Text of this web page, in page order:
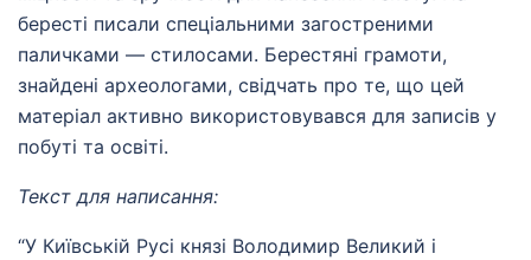
бересті писали спеціальними загостреними
паличками — стилосами. Берестяні грамоти,
знайдені археологами, свідчать про те, що цей
матеріал активно використовувався для записів у
побуті та освіті.
Текст для написання:
“У Київській Русі князі Володимир Великий і